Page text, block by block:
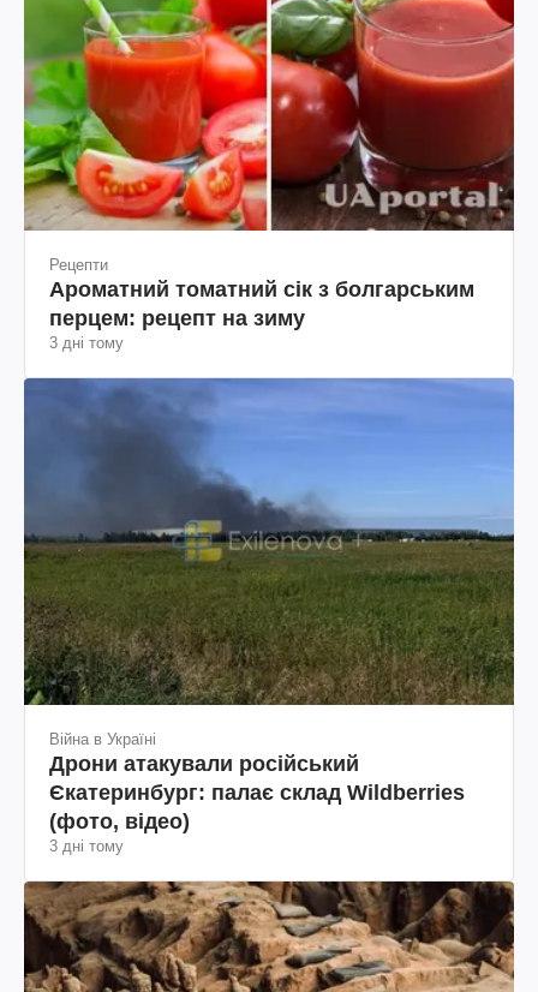
Рецепти
Ароматний томатний сік з болгарським
перцем: рецепт на зиму
3 дні тому
Війна в Україні
Дрони атакували російський
Єкатеринбург: палає склад Wildberries
(фото, відео)
3 дні тому